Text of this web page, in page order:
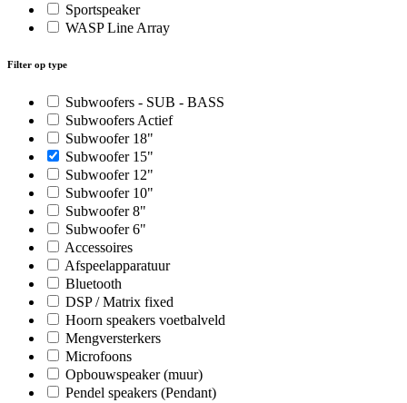
Sportspeaker
WASP Line Array
Filter op type
Subwoofers - SUB - BASS
Subwoofers Actief
Subwoofer 18"
Subwoofer 15"
Subwoofer 12"
Subwoofer 10"
Subwoofer 8"
Subwoofer 6"
Accessoires
Afspeelapparatuur
Bluetooth
DSP / Matrix fixed
Hoorn speakers voetbalveld
Mengversterkers
Microfoons
Opbouwspeaker (muur)
Pendel speakers (Pendant)